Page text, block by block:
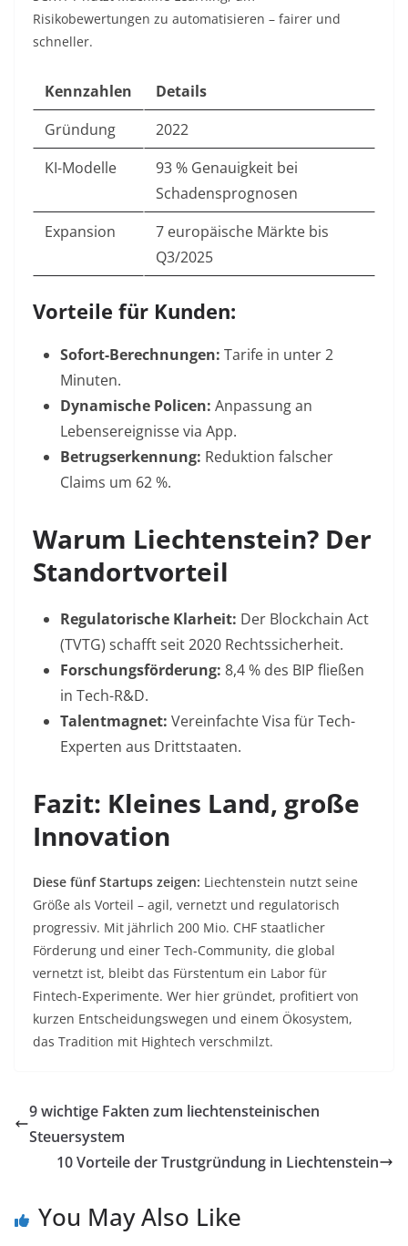
Risikobewertungen zu automatisieren – fairer und
schneller.
Kennzahlen
Details
Gründung
2022
KI-Modelle
93 % Genauigkeit bei
Schadensprognosen
Expansion
7 europäische Märkte bis
Q3/2025
Vorteile für Kunden:
Sofort-Berechnungen: Tarife in unter 2
Minuten.
Dynamische Policen: Anpassung an
Lebensereignisse via App.
Betrugserkennung: Reduktion falscher
Claims um 62 %.
Warum Liechtenstein? Der
Standortvorteil
Regulatorische Klarheit: Der Blockchain Act
(TVTG) schafft seit 2020 Rechtssicherheit.
Forschungsförderung: 8,4 % des BIP fließen
in Tech-R&D.
Talentmagnet: Vereinfachte Visa für Tech-
Experten aus Drittstaaten.
Fazit: Kleines Land, große
Innovation
Diese fünf Startups zeigen: Liechtenstein nutzt seine
Größe als Vorteil – agil, vernetzt und regulatorisch
progressiv. Mit jährlich 200 Mio. CHF staatlicher
Förderung und einer Tech-Community, die global
vernetzt ist, bleibt das Fürstentum ein Labor für
Fintech-Experimente. Wer hier gründet, profitiert von
kurzen Entscheidungswegen und einem Ökosystem,
das Tradition mit Hightech verschmilzt.
9 wichtige Fakten zum liechtensteinischen
Steuersystem
10 Vorteile der Trustgründung in Liechtenstein
You May Also Like